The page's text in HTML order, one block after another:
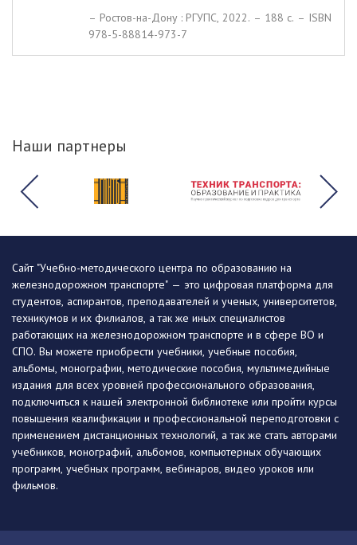
– Ростов-на-Дону : РГУПС, 2022. – 188 c. – ISBN
978-5-88814-973-7
Наши партнеры
Сайт "Учебно-методического центра по образованию на
железнодорожном транспорте" — это цифровая платформа для
студентов, аспирантов, преподавателей и ученых, университетов,
техникумов и их филиалов, а так же иных специалистов
работающих на железнодорожном транспорте и в сфере ВО и
СПО. Вы можете приобрести учебники, учебные пособия,
альбомы, монографии, методические пособия, мультимедийные
издания для всех уровней профессионального образования,
подключиться к нашей электронной библиотеке или пройти курсы
повышения квалификации и профессиональной переподготовки с
применением дистанционных технологий, а так же стать авторами
учебников, монографий, альбомов, компьютерных обучающих
программ, учебных программ, вебинаров, видео уроков или
фильмов.